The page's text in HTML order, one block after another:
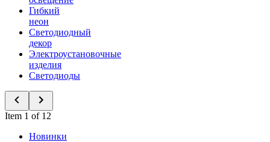
Гибкий
неон
Светодиодный
декор
Электроустановочные
изделия
Светодиоды
Item 1 of 12
Новинки